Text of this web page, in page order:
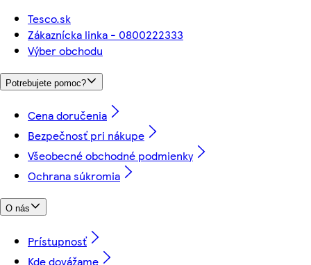
Tesco.sk
Zákaznícka linka - 0800222333
Výber obchodu
Potrebujete pomoc?
Cena doručenia
Bezpečnosť pri nákupe
Všeobecné obchodné podmienky
Ochrana súkromia
O nás
Prístupnosť
Kde dovážame